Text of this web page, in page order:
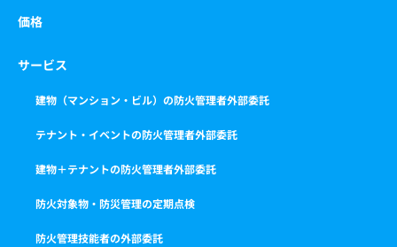
価格
サービス
建物（マンション・ビル）の防火管理者外部委託
テナント・イベントの防火管理者外部委託
建物＋テナントの防火管理者外部委託
防火対象物・防災管理の定期点検
防火管理技能者の外部委託